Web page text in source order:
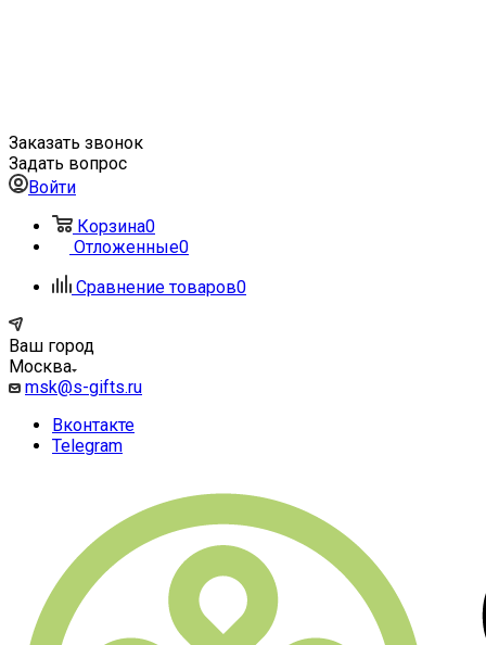
Заказать звонок
Задать вопрос
Войти
Корзина0
Отложенные0
Сравнение товаров0
Ваш город
Москва
msk@s-gifts.ru
Вконтакте
Telegram